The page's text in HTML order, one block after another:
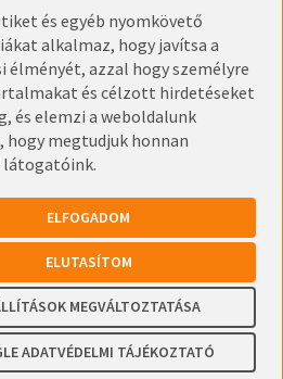
és egyéb nyomkövető
alkalmaz, hogy javítsa a
élményét, azzal hogy személyre
és célzott hirdetéseket
és elemzi a weboldalunk
megtudjuk honnan
látogatóink.
ELFOGADOM
ELUTASÍTOM
MEGVÁLTOZTATÁSA
ADATVÉDELMI TÁJÉKOZTATÓ
TÁJÉKOZTATÓK